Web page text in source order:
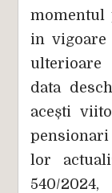
momentul
in vigoare
ulterioare
data
acești
lor
540/